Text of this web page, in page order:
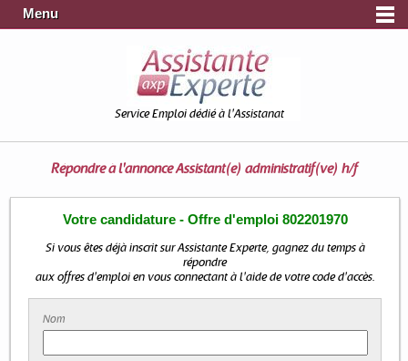
Menu
Service Emploi dédié à l'Assistanat
Répondre à l'annonceAssistant(e) administratif(ve) h/f
Votre candidature - Offre d'emploi 802201970
Si vous êtes déjà inscrit sur Assistante Experte, gagnez du temps à
répondre
aux offres d'emploi en vous connectant à l'aide de votre code d'accès.
Nom